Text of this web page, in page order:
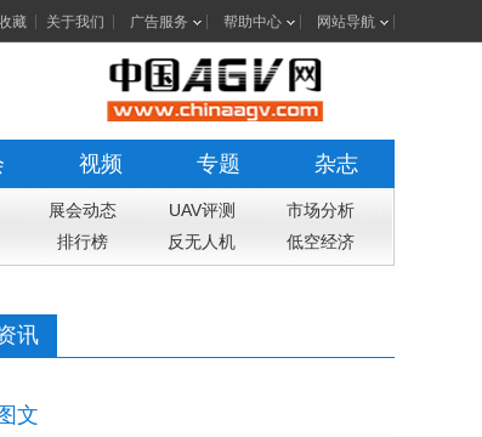
藏 关于我们 广告服务 帮助中心 网站导航
视频 专题 杂志
展会动态 UAV评测
市场分析
排行榜 反无人机 低空经济
讯
文